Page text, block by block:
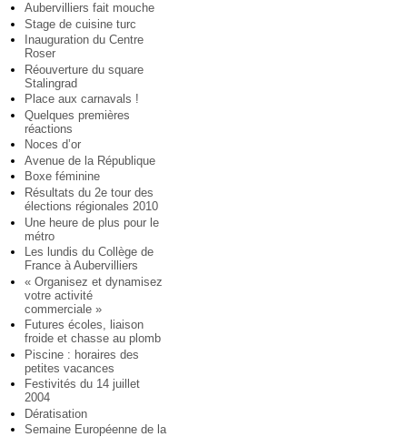
Aubervilliers fait mouche
Stage de cuisine turc
Inauguration du Centre
Roser
Réouverture du square
Stalingrad
Place aux carnavals !
Quelques premières
réactions
Noces d’or
Avenue de la République
Boxe féminine
Résultats du 2e tour des
élections régionales 2010
Une heure de plus pour le
métro
Les lundis du Collège de
France à Aubervilliers
« Organisez et dynamisez
votre activité
commerciale »
Futures écoles, liaison
froide et chasse au plomb
Piscine : horaires des
petites vacances
Festivités du 14 juillet
2004
Dératisation
Semaine Européenne de la